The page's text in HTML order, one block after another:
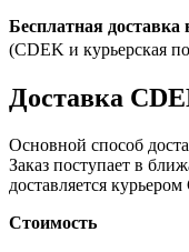
Бесплатная
(CDEK и курьерская
Доставка
Основной способ
Заказ поступает в
доставляется
Стоимость